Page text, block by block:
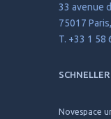
33 avenue
75017
T. +33 1 58
Novespace